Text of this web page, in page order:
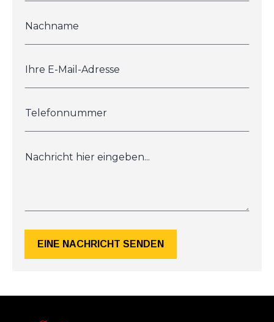
Nachname
Ihre
E-
Mail-
*
Telefonnummer
Message
*
EINE NACHRICHT SENDEN